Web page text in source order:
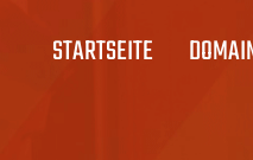
STARTSEITE